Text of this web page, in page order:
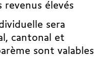
élevés
sera
cantonal et
sont valables